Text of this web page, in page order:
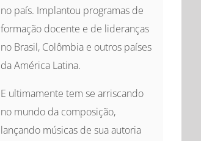
no país. Implantou programas de
formação docente e de lideranças
no Brasil, Colômbia e outros países
da América Latina.
E ultimamente tem se arriscando
no mundo da composição,
lançando músicas de sua autoria